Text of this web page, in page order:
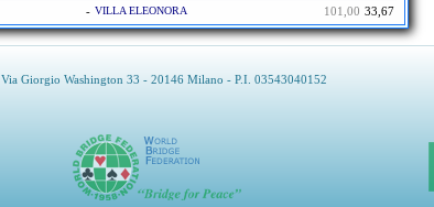
- VILLA ELEONORA 101,00 33,67
Via Giorgio Washington 33 - 20146 Milano - P.I. 03543040152